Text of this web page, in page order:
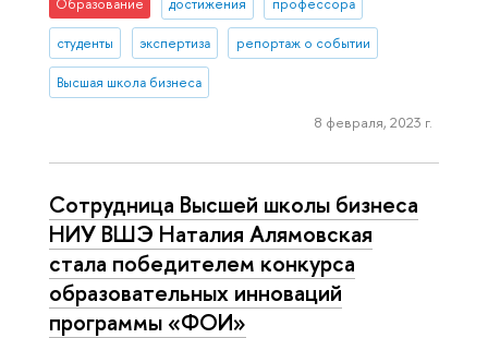
Образование достижения профессора
студенты экспертиза репортаж о событии
Высшая школа бизнеса
8 февраля, 2023 г.
Сотрудница Высшей школы бизнеса
НИУ ВШЭ Наталия Алямовская
стала победителем конкурса
образовательных инноваций
программы «ФОИ»